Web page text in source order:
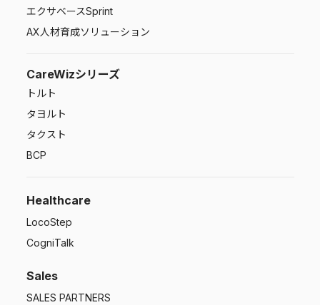
エクサベースSprint
AX人材育成ソリューション
CareWizシリーズ
トルト
タヨルト
タクスト
BCP
Healthcare
LocoStep
CogniTalk
Sales
SALES PARTNERS